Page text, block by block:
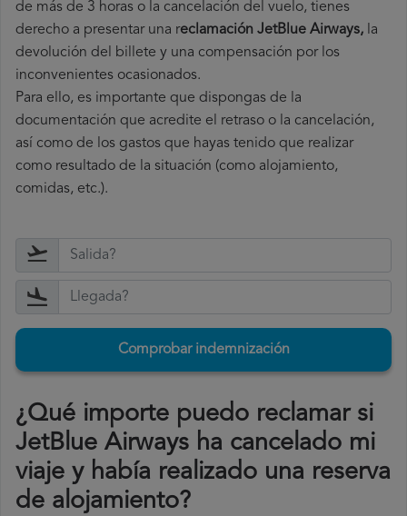
de más de 3 horas o la cancelación del vuelo, tienes
derecho a presentar una reclamación JetBlue Airways, la
devolución del billete y una compensación por los
inconvenientes ocasionados.
Para ello, es importante que dispongas de la
documentación que acredite el retraso o la cancelación,
así como de los gastos que hayas tenido que realizar
como resultado de la situación (como alojamiento,
comidas, etc.).
Comprobar indemnización
¿Qué importe puedo reclamar si
JetBlue Airways ha cancelado mi
viaje y había realizado una reserva
de alojamiento?